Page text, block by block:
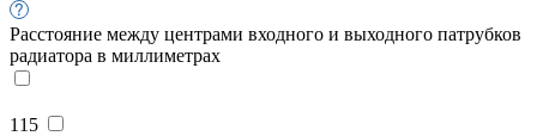
Расстояние между центрами входного и выходного патрубков
радиатора в миллиметрах
115